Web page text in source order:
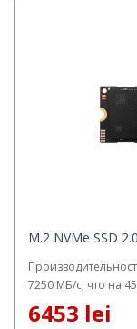
M.2 NVMe SSD
7250 МБ/с, что на
6453 lei